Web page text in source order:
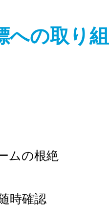
への取り
ムの根絶
時確認